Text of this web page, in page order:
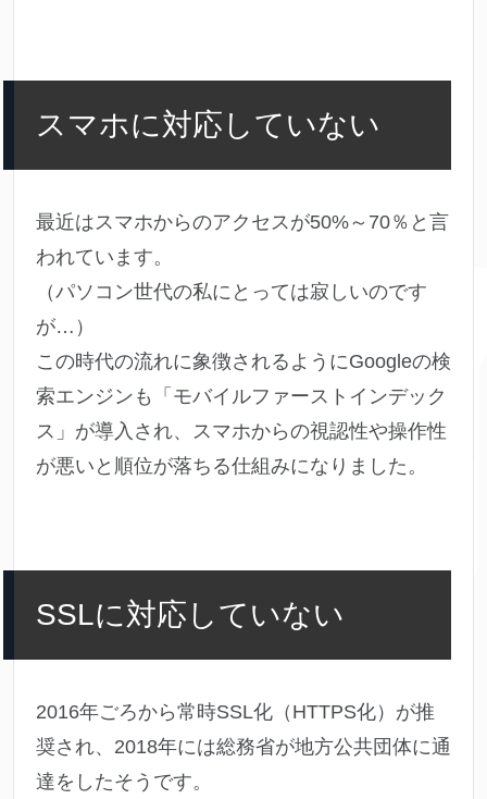
スマホに対応していない
最近はスマホからのアクセスが50%～70％と言
われています。
（パソコン世代の私にとっては寂しいのです
が…）
この時代の流れに象徴されるようにGoogleの検
索エンジンも「モバイルファーストインデック
ス」が導入され、スマホからの視認性や操作性
が悪いと順位が落ちる仕組みになりました。
SSLに対応していない
2016年ごろから常時SSL化（HTTPS化）が推
奨され、2018年には総務省が地方公共団体に通
達をしたそうです。